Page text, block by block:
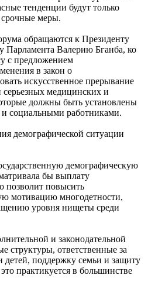
тенденции будут только
срочные меры.
обращаются к Президенту
Валерию Бганба, ко
с предложением
в закон о
искусственное прерывание
медицинских и
должны быть установлены
социальными работниками.
демографической ситуации
демографическую
бы выплату
позволит повысить
мотивацию многодетности,
уровня нищеты среди
и законодательной
структуры, ответственные за
поддержку семьи и защиту
практикуется в большинстве